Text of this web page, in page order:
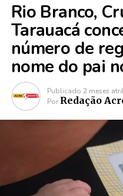
Rio Branco,
Tarauacá
número de
nome do pai
Publicado 2 meses
Por Redação